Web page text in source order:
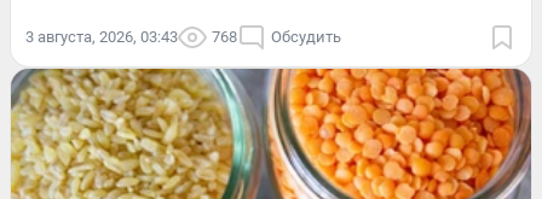
3 августа, 2026, 03:43 768 Обсудить